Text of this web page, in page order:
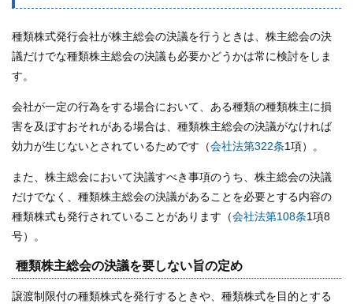
種類株式発行会社が株主総会の決議を行うときは、株主総会の決
議だけでな種類株主総会の決議も必要かどうかは常に検討をしま
す。
会社が一定の行為をする場合において、ある種類の種類株主に損
害を及ぼすおそれがある場合は、種類株主総会の決議がなければ
効力が生じないとされているためです（会社法第322条1項）。
また、株主総会において決議すべき事項のうち、株主総会の決議
だけでなく、種類株主総会の決議があることを必要とする内容の
種類株式も発行されていることがあります（会社法第108条1項8
号）。
種類株主総会の決議を要しない旨の定め
譲渡制限付の種類株式を発行するときや、種類株式を目的とする